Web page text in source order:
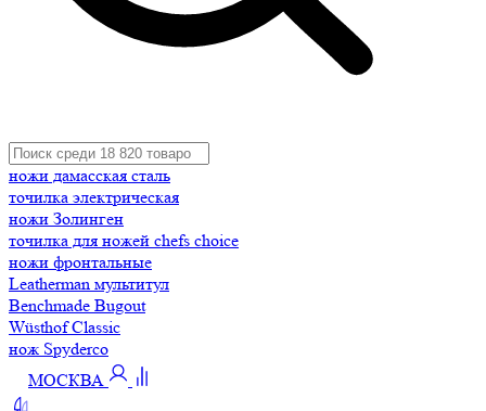
ножи дамасская сталь
точилка электрическая
ножи Золинген
точилка для ножей chefs choice
ножи фронтальные
Leatherman мультитул
Benchmade Bugout
Wüsthof Classic
нож Spyderco
МОСКВА